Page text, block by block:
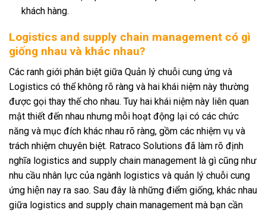
khách hàng.
Logistics and supply chain management có gì
giống nhau và khác nhau?
Các ranh giới phân biệt giữa Quản lý chuỗi cung ứng và
Logistics có thể không rõ ràng và hai khái niệm này thường
được gọi thay thế cho nhau. Tuy hai khái niệm này liên quan
mật thiết đến nhau nhưng mỗi hoạt động lại có các chức
năng và mục đích khác nhau rõ ràng, gồm các nhiệm vụ và
trách nhiệm chuyên biệt. Ratraco Solutions đã làm rõ định
nghĩa logistics and supply chain management là gì cũng như
nhu cầu nhân lực của ngành logistics và quản lý chuỗi cung
ứng hiện nay ra sao. Sau đây là những điểm giống, khác nhau
giữa logistics and supply chain management mà bạn cần